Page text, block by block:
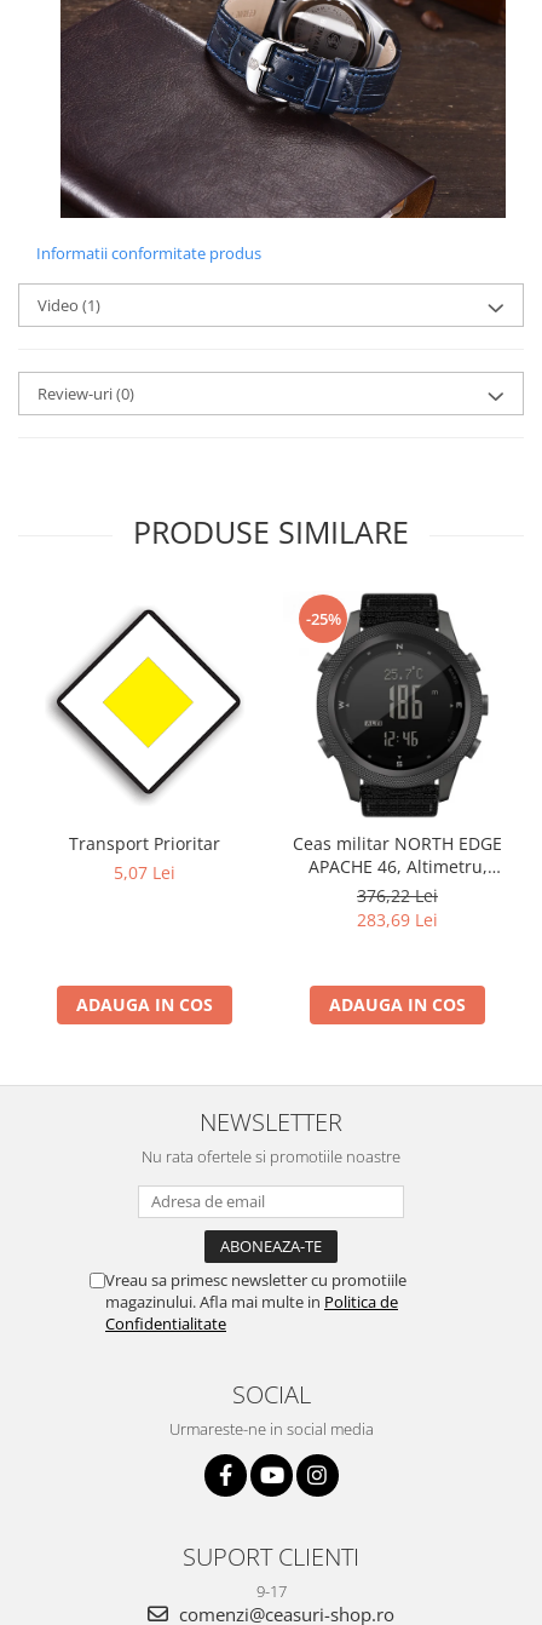
Informatii conformitate produs
Video (1)
Review-uri(0)
PRODUSE SIMILARE
Transport Prioritar
5,07 Lei
ADAUGA IN COS
-25%
Ceas militar NORTH EDGE
APACHE 46, Altimetru,
Barometru, Cronometru,
Termometru, Pedometru,
Busola
376,22 Lei
283,69 Lei
ADAUGA IN COS
NEWSLETTER
Nu rata ofertele si promotiile noastre
Vreau sa primesc newsletter cu promotiile
magazinului. Afla mai multe in Politica de
Confidentialitate
SOCIAL
Urmareste-ne in social media
SUPORT CLIENTI
9-17
comenzi@ceasuri-shop.ro